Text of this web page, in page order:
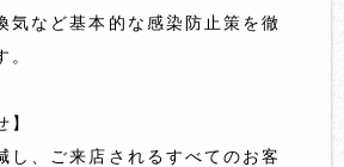
気など基本的な感染防止策を徹
。
】
し、ご来店されるすべてのお客